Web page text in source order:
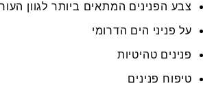
צבע הפנינים המתאים ביותר לגוון
על פניני הים הדרומי
פנינים טהיטיות
טיפוח פנינים